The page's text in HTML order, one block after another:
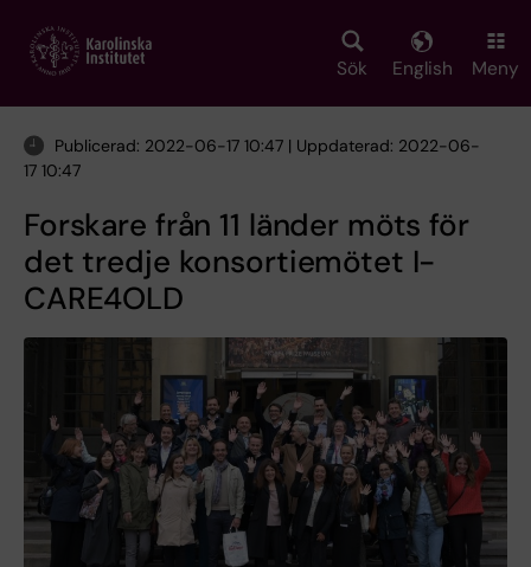
main
Sök English Meny
Publicerad: 2022-06-17 10:47 | Uppdaterad: 2022-06-
17 10:47
Forskare från 11 länder möts för
det tredje konsortiemötet I-
CARE4OLD